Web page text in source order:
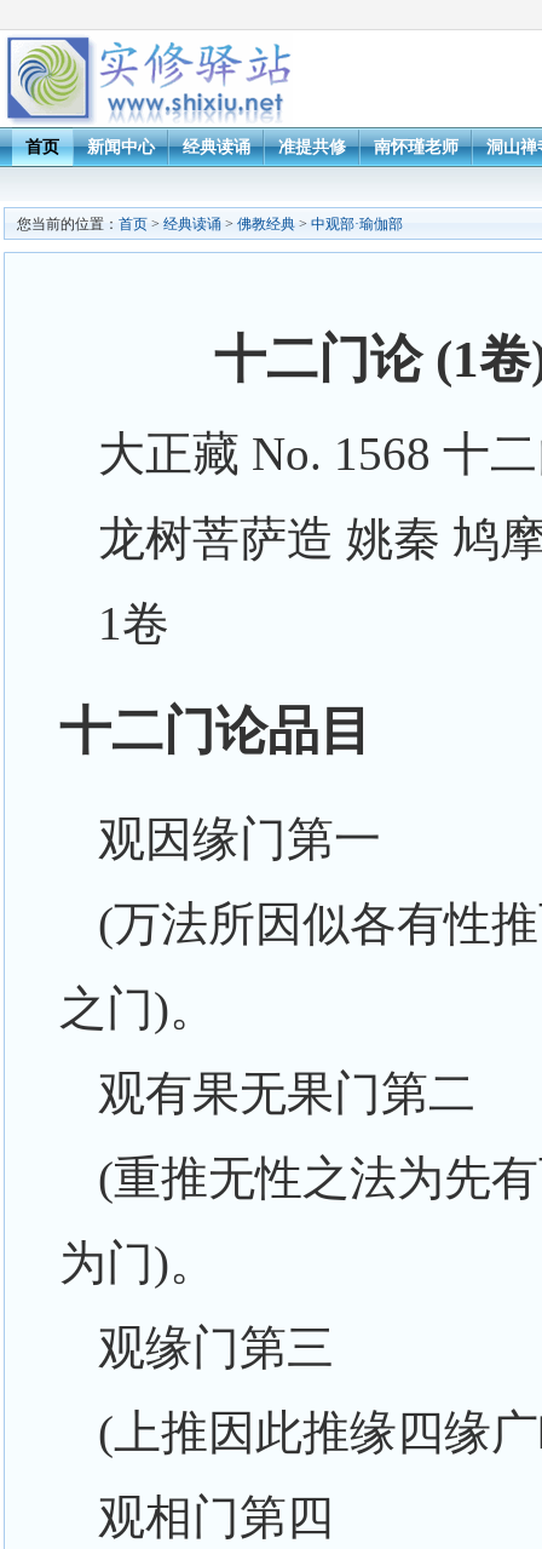
首页 新闻中心 经典读诵 准提共修 南怀瑾老师 洞山禅
您当前的位置： 首页 > 经典读诵 > 佛教经典 > 中观部·瑜伽部
十二门论 (1
大正藏 No. 1568 十
龙树菩萨造 姚秦 鸠
1卷
十二门论品目
观因缘门第一
(万法所因似各有性
之门)。
观有果无果门第二
(重推无性之法为先
为门)。
观缘门第三
(上推因此推缘四缘
观相门第四